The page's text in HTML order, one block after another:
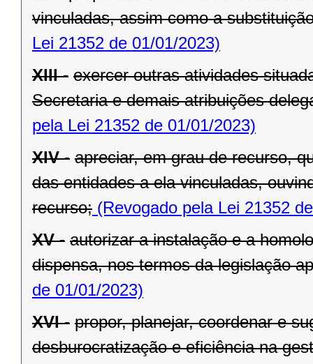
vinculadas, assim como a
Lei 21352 de 01/01/2023)
XIII - exercer outras atividades
Secretaria e demais atribuições
pela Lei 21352 de 01/01/2023)
XIV - apreciar, em grau de recurso,
das entidades a ela vinculadas,
recurso; (Revogado pela Lei 21352
XV - autorizar a instalação e a
dispensa, nos termos da legislação
de 01/01/2023)
XVI - propor, planejar, coordenar e
desburocratização e eficiência na